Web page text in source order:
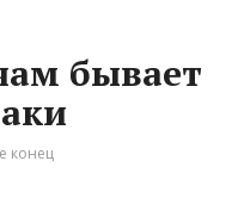
бывает
конец